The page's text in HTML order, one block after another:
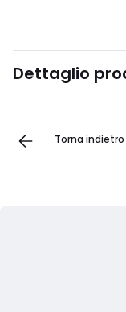
Dettaglio
Torna indietro